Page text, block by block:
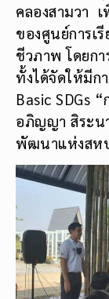
คลองสามวา
ของศูนย์การเ
ชีวภาพ โดยก
ทั้งได้จัดให้มีก
Basic SDGs
อภิญญา สิระน
พัฒนาแห่งสห